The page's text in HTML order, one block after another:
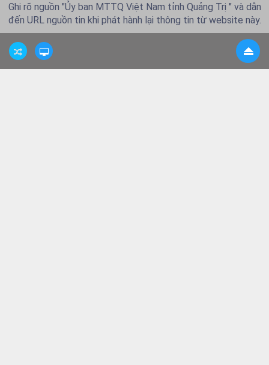
Ghi rõ nguồn "Ủy ban MTTQ Việt Nam tỉnh Quảng Trị " và dẫn
đến URL nguồn tin khi phát hành lại thông tin từ website này.